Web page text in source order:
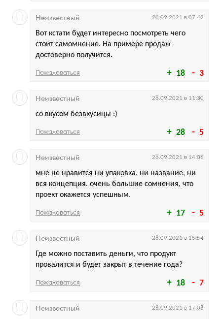
18 3
Вот кстати будет интересно посмотреть чего
стоит самомнение. На примере продаж
достоверно получится.
Неизвестный 28.09.2021 в 07:42
Пожаловаться
28 5
со вкусом безвкусицы :)
Неизвестный 28.09.2021 в 11:30
Пожаловаться
17 5
мне не нравится ни упаковка, ни название, ни
вся концепция. очень большие сомнения, что
проект окажется успешным.
Неизвестный 28.09.2021 в 14:06
Пожаловаться
18 7
Где можно поставить деньги, что продукт
провалится и будет закрыт в течение года?
Неизвестный 28.09.2021 в 15:54
Пожаловаться
Неизвестный 28.09.2021 в 17:08